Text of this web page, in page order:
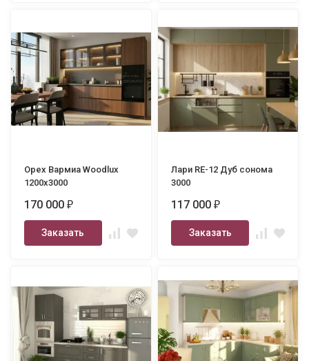
Орех Вармиа Woodlux
1200х3000
170 000₽
Заказать
Лари RE-12 Дуб сонома
3000
117 000₽
Заказать